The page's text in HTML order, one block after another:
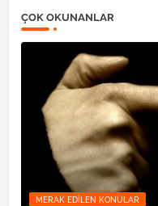
ÇOK OKUNANLAR
MERAK EDILEN KONULAR